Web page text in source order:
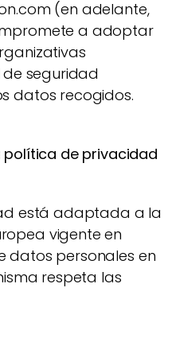
(en adelante,
a adoptar
de seguridad
datos recogidos.
política de privacidad
está adaptada a la
vigente en
datos personales en
respeta las